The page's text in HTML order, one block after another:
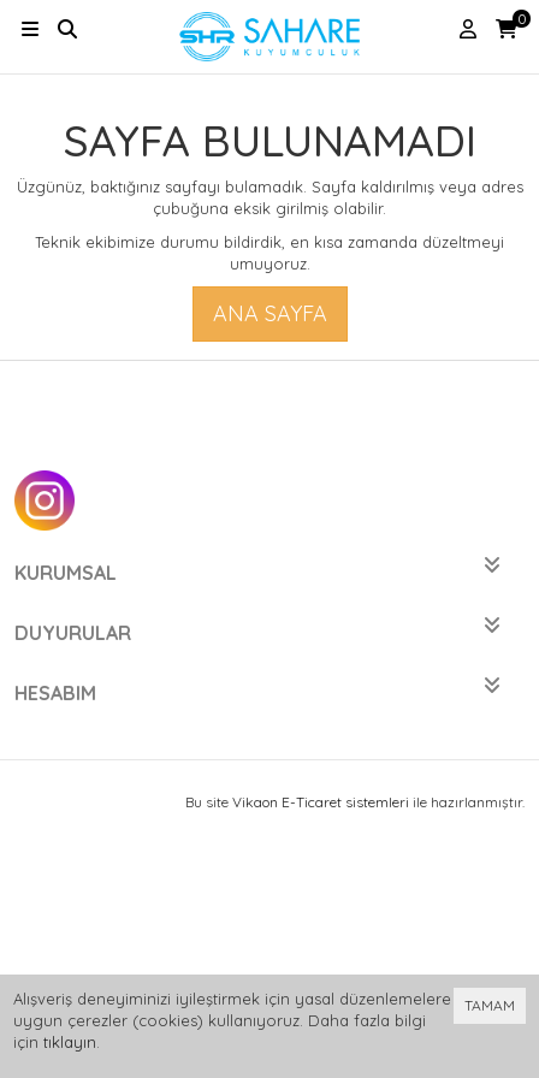
0
SAYFA BULUNAMADI
Üzgünüz, baktığınız sayfayı bulamadık. Sayfa kaldırılmış veya adres
çubuğuna eksik girilmiş olabilir.
Teknik ekibimize durumu bildirdik, en kısa zamanda düzeltmeyi
umuyoruz.
ANA SAYFA
KURUMSAL
DUYURULAR
HESABIM
Bu site Vikaon E-Ticaret sistemleri ile hazırlanmıştır.
TAMAM
Alışveriş deneyiminizi iyileştirmek için yasal düzenlemelere
uygun çerezler (cookies) kullanıyoruz. Daha fazla bilgi
için tıklayın